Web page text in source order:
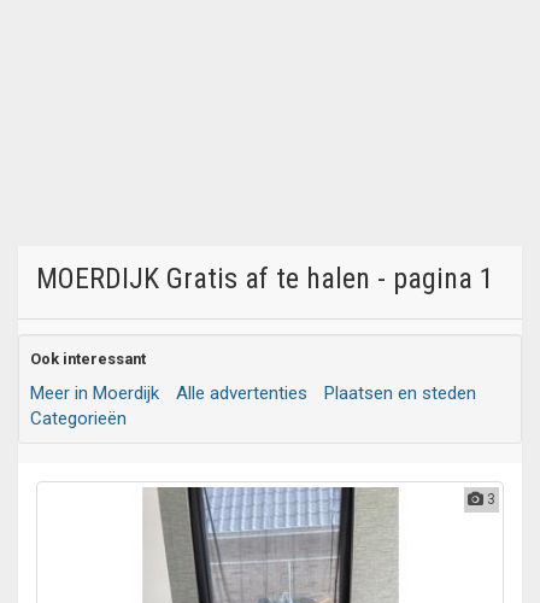
MOERDIJK Gratis af te halen - pagina 1
Ook interessant
Meer in Moerdijk Alle advertenties
Plaatsen en steden
Categorieën
3